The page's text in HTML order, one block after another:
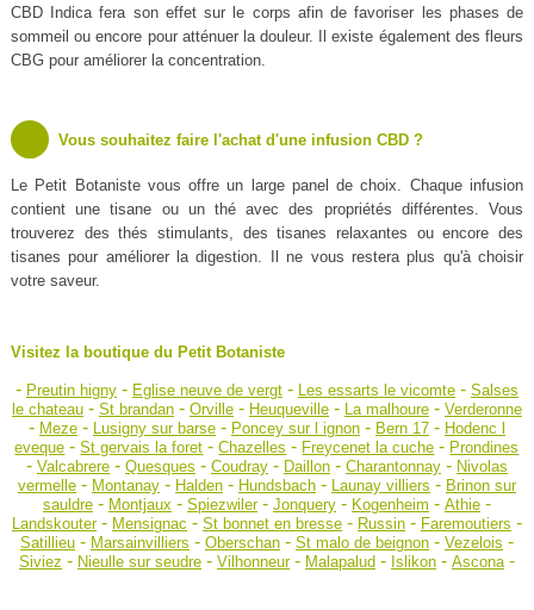
CBD Indica fera son effet sur le corps afin de favoriser les phases de
sommeil ou encore pour atténuer la douleur. Il existe également des fleurs
CBG pour améliorer la concentration.
Vous souhaitez faire l'achat d'une infusion CBD ?
Le Petit Botaniste vous offre un large panel de choix. Chaque infusion
contient une tisane ou un thé avec des propriétés différentes. Vous
trouverez des thés stimulants, des tisanes relaxantes ou encore des
tisanes pour améliorer la digestion. Il ne vous restera plus qu'à choisir
votre saveur.
Visitez la boutique du Petit Botaniste
- Preutin higny- Eglise neuve de vergt- Les essarts le vicomte- Salses
le chateau- St brandan- Orville- Heuqueville- La malhoure- Verderonne
- Meze- Lusigny sur barse- Poncey sur l ignon- Bern 17- Hodenc l
eveque -St gervais la foret -Chazelles - Freycenet la cuche - Prondines
- Valcabrere- Quesques - Coudray- Daillon- Charantonnay- Nivolas
vermelle- Montanay- Halden- Hundsbach- Launay villiers - Brinon sur
sauldre- Montjaux - Spiezwiler- Jonquery- Kogenheim - Athie-
Landskouter- Mensignac - St bonnet en bresse- Russin- Faremoutiers -
Satillieu- Marsainvilliers - Oberschan- St malo de beignon- Vezelois -
Siviez - Nieulle sur seudre- Vilhonneur- Malapalud- Islikon- Ascona-